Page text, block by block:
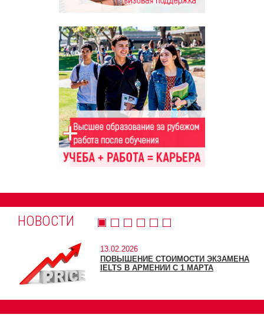
НОВОСТИ
13.02.2026
ПОВЫШЕНИЕ СТОИМОСТИ ЭКЗАМЕНА
IELTS В АРМЕНИИ С 1 МАРТА